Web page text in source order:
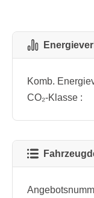
Komb.
CO₂-Klasse :